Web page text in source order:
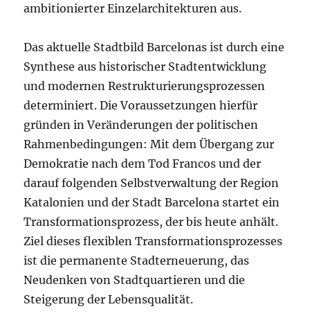
ambitionierter Einzelarchitekturen aus.
Das aktuelle Stadtbild Barcelonas ist durch eine
Synthese aus historischer Stadtentwicklung
und modernen Restrukturierungsprozessen
determiniert. Die Voraussetzungen hierfür
gründen in Veränderungen der politischen
Rahmenbedingungen: Mit dem Übergang zur
Demokratie nach dem Tod Francos und der
darauf folgenden Selbstverwaltung der Region
Katalonien und der Stadt Barcelona startet ein
Transformationsprozess, der bis heute anhält.
Ziel dieses flexiblen Transformationsprozesses
ist die permanente Stadterneuerung, das
Neudenken von Stadtquartieren und die
Steigerung der Lebensqualität.